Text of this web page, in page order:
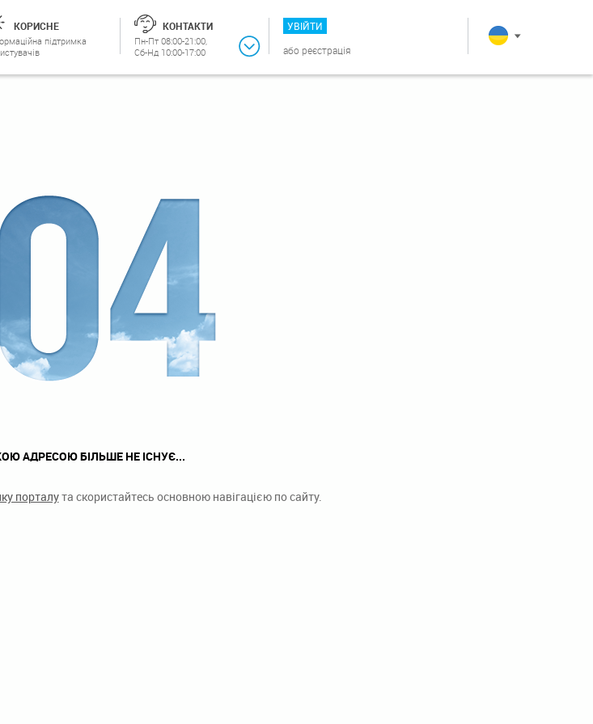
КОРИСНЕ
підтримка
КОНТАКТИ
Пн-Пт 08:00-21:00,
Сб-Нд 10:00-17:00
УВІЙТИ
або реєстрація
АДРЕСОЮ БІЛЬШЕ НЕ ІСНУЄ...
порталута скористайтесь основною навігацією по сайту.